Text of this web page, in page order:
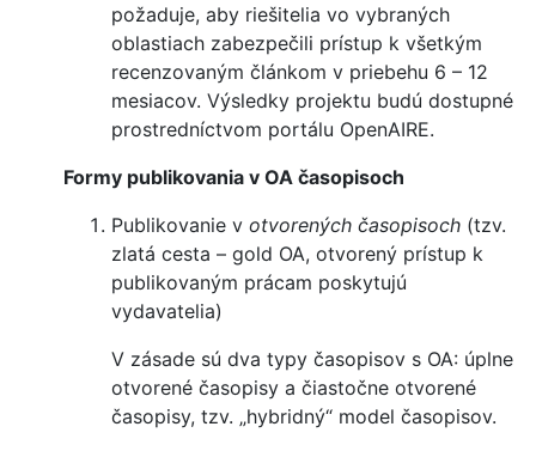
požaduje, aby riešitelia vo vybraných
oblastiach zabezpečili prístup k všetkým
recenzovaným článkom v priebehu 6 – 12
mesiacov. Výsledky projektu budú dostupné
prostredníctvom portálu OpenAIRE.
Formy publikovania v OA časopisoch
Publikovanie v otvorených časopisoch (tzv.
zlatá cesta – gold OA, otvorený prístup k
publikovaným prácam poskytujú
vydavatelia)
V zásade sú dva typy časopisov s OA: úplne
otvorené časopisy a čiastočne otvorené
časopisy, tzv. „hybridný“ model časopisov.